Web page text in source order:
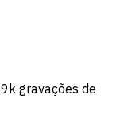
9 k gravações de